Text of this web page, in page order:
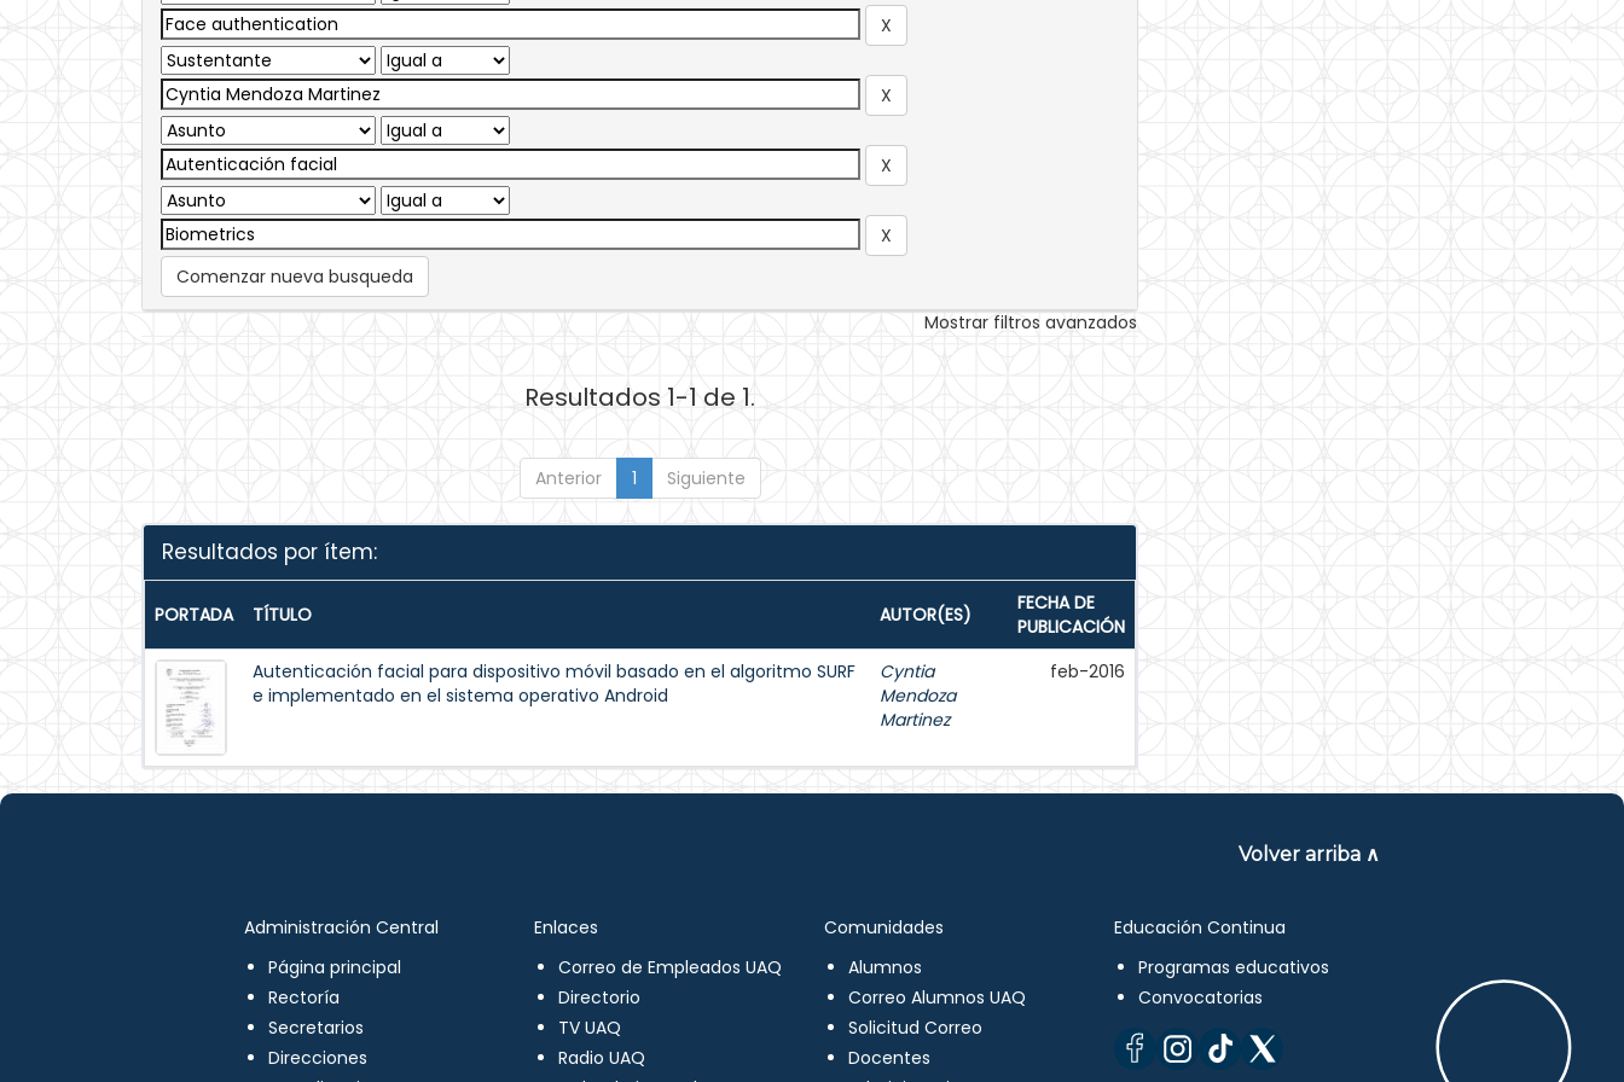
Comenzar nueva busqueda
Mostrar filtros avanzados
Resultados 1-1 de 1.
Anterior 1 Siguiente
Resultados por ítem:
PORTADA TÍTULO AUTOR(ES)
FECHA DE
PUBLICACIÓN
Autenticación facial para dispositivo móvil basado en el algoritmo SURF
e implementado en el sistema operativo Android
Cyntia
Mendoza
Martinez
feb-2016
Volver arriba ∧
Administración Central
Página principal
Rectoría
Secretarios
Direcciones
Enlaces
Correo de Empleados UAQ
Directorio
TV UAQ
Radio UAQ
Comunidades
Alumnos
Correo Alumnos UAQ
Solicitud Correo
Docentes
Educación Continua
Programas educativos
Convocatorias